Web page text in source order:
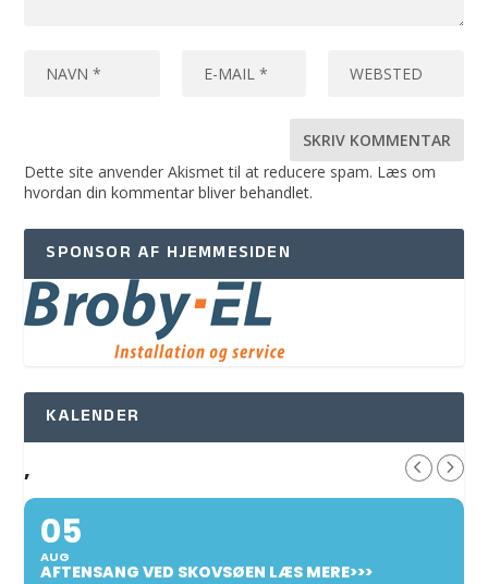
Dette site anvender Akismet til at reducere spam. Læs om
hvordan din kommentar bliver behandlet.
SPONSOR AF HJEMMESIDEN
KALENDER
,
05
AUG
AFTENSANG VED SKOVSØEN LÆS MERE>>>